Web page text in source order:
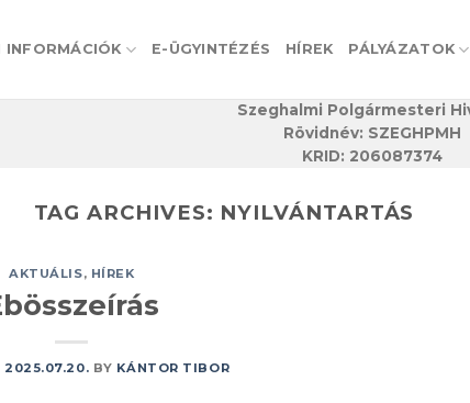
E-ÜGYINTÉZÉS HÍREK PÁLYÁZATOK
Szeghalmi Polgármesteri
Rövidnév: SZEGHPMH
KRID: 206087374
TAG ARCHIVES: NYILVÁNTARTÁS
AKTUÁLIS, HÍREK
2025.07.20. BY KÁNTOR TIBOR